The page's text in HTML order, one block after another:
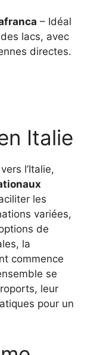
– Idéal
lacs, avec
directes.
Italie
l’Italie,
les
variées,
de
la
commence
se
leur
pour un